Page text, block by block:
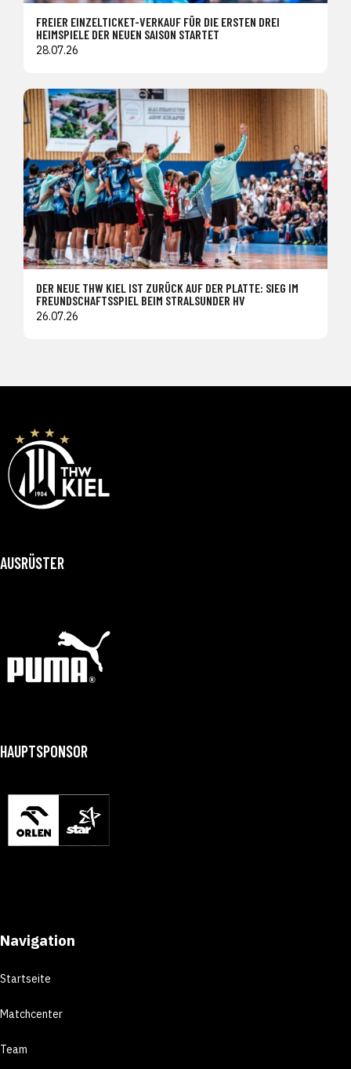
FREIER EINZELTICKET-VERKAUF FÜR DIE ERSTEN DREI
HEIMSPIELE DER NEUEN SAISON STARTET
28.07.26
DER NEUE THW KIEL IST ZURÜCK AUF DER PLATTE: SIEG IM
FREUNDSCHAFTSSPIEL BEIM STRALSUNDER HV
26.07.26
AUSRÜSTER
HAUPTSPONSOR
Navigation
Startseite
Matchcenter
Team